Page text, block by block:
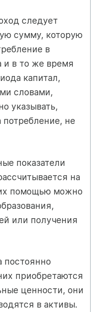
следует
сумму, которую
в
и в то же время
капитал,
словами,
указывать,
не
показатели
на
помощью можно
или получения
приобретаются
ценности, они
в активы.